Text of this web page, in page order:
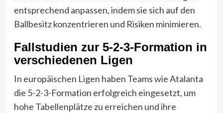
entsprechend anpassen, indem sie sich auf den
Ballbesitz konzentrieren und Risiken minimieren.
Fallstudien zur 5-2-3-Formation in
verschiedenen Ligen
In europäischen Ligen haben Teams wie Atalanta
die 5-2-3-Formation erfolgreich eingesetzt, um
hohe Tabellenplätze zu erreichen und ihre